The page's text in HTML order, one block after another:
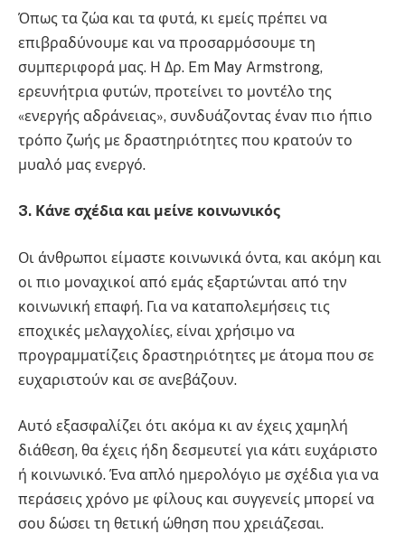
Όπως τα ζώα και τα φυτά, κι εμείς πρέπει να
επιβραδύνουμε και να προσαρμόσουμε τη
συμπεριφορά μας. Η Δρ. Em May Armstrong,
ερευνήτρια φυτών, προτείνει το μοντέλο της
«ενεργής αδράνειας», συνδυάζοντας έναν πιο ήπιο
τρόπο ζωής με δραστηριότητες που κρατούν το
μυαλό μας ενεργό.
3. Κάνε σχέδια και μείνε κοινωνικός
Οι άνθρωποι είμαστε κοινωνικά όντα, και ακόμη και
οι πιο μοναχικοί από εμάς εξαρτώνται από την
κοινωνική επαφή. Για να καταπολεμήσεις τις
εποχικές μελαγχολίες, είναι χρήσιμο να
προγραμματίζεις δραστηριότητες με άτομα που σε
ευχαριστούν και σε ανεβάζουν.
Αυτό εξασφαλίζει ότι ακόμα κι αν έχεις χαμηλή
διάθεση, θα έχεις ήδη δεσμευτεί για κάτι ευχάριστο
ή κοινωνικό. Ένα απλό ημερολόγιο με σχέδια για να
περάσεις χρόνο με φίλους και συγγενείς μπορεί να
σου δώσει τη θετική ώθηση που χρειάζεσαι.